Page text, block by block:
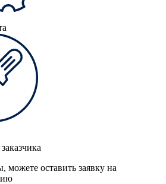
можете оставить заявку на